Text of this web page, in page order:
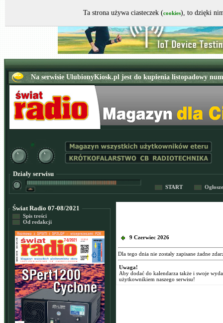
Działy serwisu
START
Świat Radio 07-08/2021
Spis treści
Od redakcji
9 Czerwiec 2026
Dla tego dnia nie zostały zapisane żadne
Uwaga!
Aby dodać do kalendarza także i swoje
użytkownikiem naszego serwisu!
Ta strona używa ciasteczek (cookies), to dzięki